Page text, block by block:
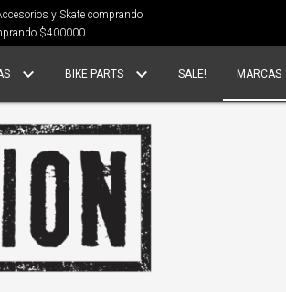
y Skate comprando
$400000.
BIKE PARTS SALE! MARCAS